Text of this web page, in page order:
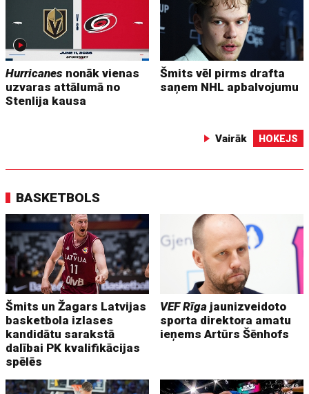
Hurricanes nonāk vienas
uzvaras attālumā no
Stenlija kausa
Šmits vēl pirms drafta
saņem NHL apbalvojumu
Vairāk HOKEJS
BASKETBOLS
Šmits un Žagars Latvijas
basketbola izlases
kandidātu sarakstā
dalībai PK kvalifikācijas
spēlēs
VEF Rīga jaunizveidoto
sporta direktora amatu
ieņems Artūrs Šēnhofs